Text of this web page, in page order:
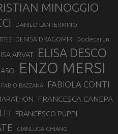
MINOGGIO
DANILO LANTERMINO
DENISA DRAGOMIR Dodecarun
ARVAT ELISA DESCO
ENZO MERSI
FABIO BAZZANA FABIOLA CONTI
FRANCESCA CANEPA
FRANCESCO PUPPI
GIANLUCA GHIANO